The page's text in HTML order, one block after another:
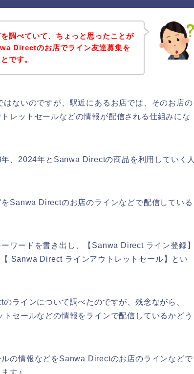
調べていて、ちょっと思ったことが
Directのお店でライン友達募集を
です。
ないのですが、駅近にあるお店では、そのお店の
レットセールなどの情報が配信される仕組みにな
、2024年とSanwa Directの商品を利用していく人
Sanwa Directのお店のラインなどで配信している
ワードを書き出し、【Sanwa Direct ライン登録】
Sanwa Direct ラインアウトレットセール】とい
ラインについて調べたのですが、残念ながら、
セールなどの情報をラインで配信しているかどう
の情報などをSanwa Directのお店のラインなどで